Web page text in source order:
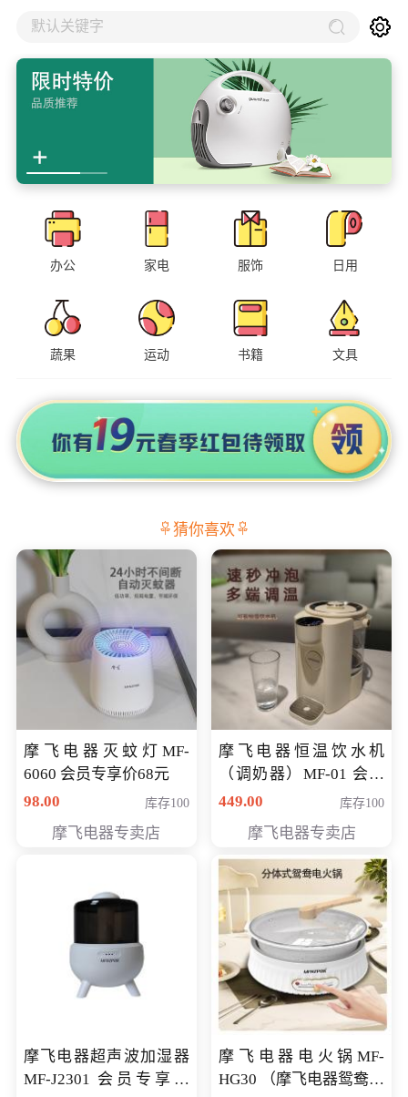
默认关键字
办公 家电 服饰 日用
蔬果 运动 书籍 文具
猜你喜欢
摩飞电器灭蚊灯MF-
6060 会员专享价68元
98.00
库存100
摩飞电器专卖店
摩飞电器恒温饮水机
（调奶器）MF-01 会员
专享价366元
449.00 库存100
摩飞电器专卖店
摩飞电器超声波加湿器
MF-J2301 会员专享价
摩飞电器电火锅MF-
HG30 （摩飞电器鸳鸯锅